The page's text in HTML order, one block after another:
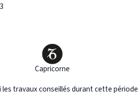
Capricorne
les travaux conseillés durant cette période